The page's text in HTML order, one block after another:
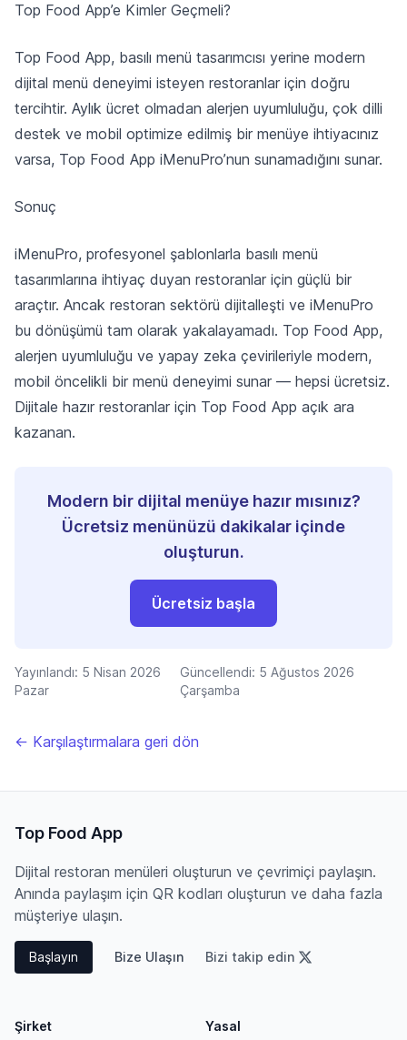
Top Food App’e Kimler Geçmeli?
Top Food App, basılı menü tasarımcısı yerine modern
dijital menü deneyimi isteyen restoranlar için doğru
tercihtir. Aylık ücret olmadan alerjen uyumluluğu, çok dilli
destek ve mobil optimize edilmiş bir menüye ihtiyacınız
varsa, Top Food App iMenuPro’nun sunamadığını sunar.
Sonuç
iMenuPro, profesyonel şablonlarla basılı menü
tasarımlarına ihtiyaç duyan restoranlar için güçlü bir
araçtır. Ancak restoran sektörü dijitalleşti ve iMenuPro
bu dönüşümü tam olarak yakalayamadı. Top Food App,
alerjen uyumluluğu ve yapay zeka çevirileriyle modern,
mobil öncelikli bir menü deneyimi sunar — hepsi ücretsiz.
Dijitale hazır restoranlar için Top Food App açık ara
kazanan.
Modern bir dijital menüye hazır mısınız?
Ücretsiz menünüzü dakikalar içinde
oluşturun.
Ücretsiz başla
Yayınlandı: 5 Nisan 2026
Pazar
Güncellendi: 5 Ağustos 2026
Çarşamba
← Karşılaştırmalara geri dön
Top Food App
Dijital restoran menüleri oluşturun ve çevrimiçi paylaşın.
Anında paylaşım için QR kodları oluşturun ve daha fazla
müşteriye ulaşın.
Başlayın Bize Ulaşın Bizi takip edin
Şirket Yasal